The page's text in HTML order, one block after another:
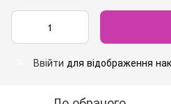
Ввійти для відображення